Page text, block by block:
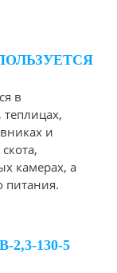
в
и
камерах, а
питания.
130-5